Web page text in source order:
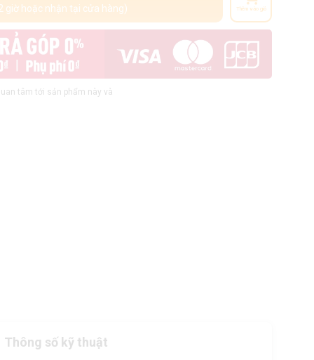
giờ hoặc nhận tại cửa hàng) Thêm vào giỏ
tâm tới sản phẩm này và
Thông số kỹ thuật